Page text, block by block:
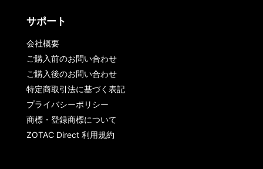
サポート
会社概要
ご購入前のお問い合わせ
ご購入後のお問い合わせ
特定商取引法に基づく表記
プライバシーポリシー
商標・登録商標について
ZOTAC Direct 利用規約